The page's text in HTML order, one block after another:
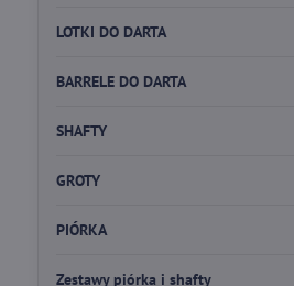
LOTKI DO DARTA
BARRELE DO DARTA
SHAFTY
GROTY
PIÓRKA
Zestawy piórka i shafty